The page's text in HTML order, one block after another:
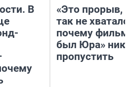
В
«Это прорыв,
так не
почему фильм
был Юра»
пропустить